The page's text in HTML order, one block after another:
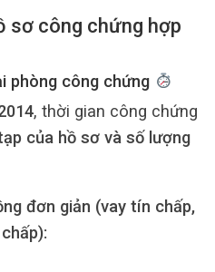
sơ công chứng hợp
phòng công chứng
, thời gian công chứng
của hồ sơ và số lượng
đơn giản (vay tín chấp,